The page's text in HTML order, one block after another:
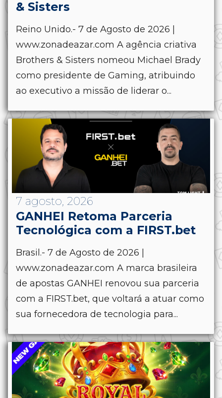
& Sisters
Reino Unido.- 7 de Agosto de 2026 |
www.zonadeazar.com A agência criativa
Brothers & Sisters nomeou Michael Brady
como presidente de Gaming, atribuindo
ao executivo a missão de liderar o...
7 agosto, 2026
GANHEI Retoma Parceria
Tecnológica com a FIRST.bet
Brasil.- 7 de Agosto de 2026 |
www.zonadeazar.com A marca brasileira
de apostas GANHEI renovou sua parceria
com a FIRST.bet, que voltará a atuar como
sua fornecedora de tecnologia para...